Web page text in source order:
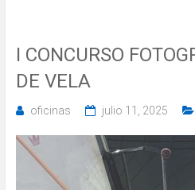
I CONCURSO
DE VELA
oficinas julio 11, 2025